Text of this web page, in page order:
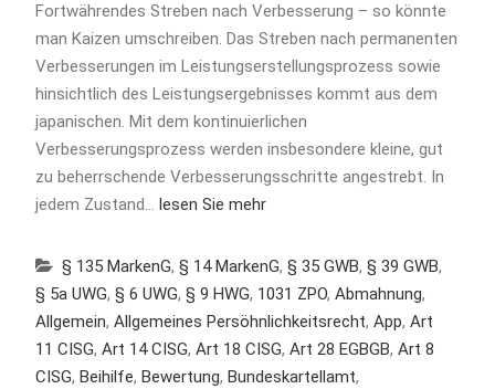
Fortwährendes Streben nach Verbesserung – so könnte
man Kaizen umschreiben. Das Streben nach permanenten
Verbesserungen im Leistungserstellungsprozess sowie
hinsichtlich des Leistungsergebnisses kommt aus dem
japanischen. Mit dem kontinuierlichen
Verbesserungsprozess werden insbesondere kleine, gut
zu beherrschende Verbesserungsschritte angestrebt. In
jedem Zustand… lesen Sie mehr
§ 135 MarkenG, § 14 MarkenG, § 35 GWB, § 39 GWB,
§ 5a UWG, § 6 UWG, § 9 HWG, 1031 ZPO, Abmahnung,
Allgemein, Allgemeines Persöhnlichkeitsrecht, App, Art
11 CISG, Art 14 CISG, Art 18 CISG, Art 28 EGBGB, Art 8
CISG, Beihilfe, Bewertung, Bundeskartellamt,